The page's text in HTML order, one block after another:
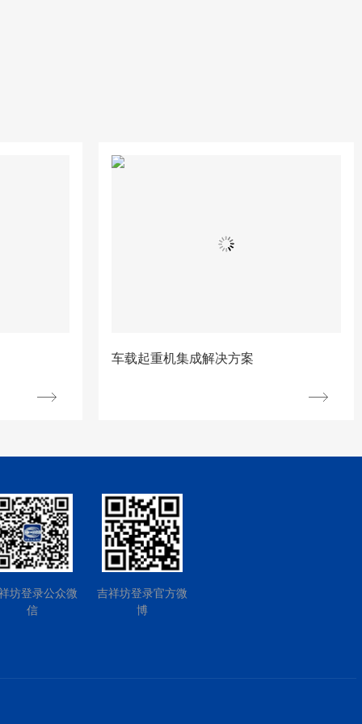
车载起重机集成解决方案
坊登录公众微
信
吉祥坊登录官方微
博